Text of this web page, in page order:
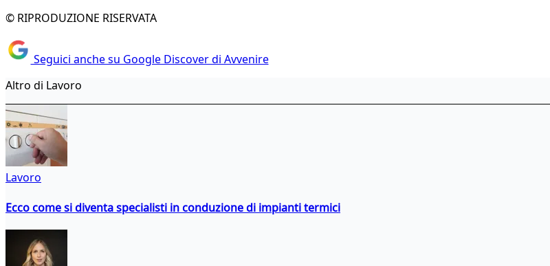
© RIPRODUZIONE RISERVATA
Seguici anche su Google Discover di Avvenire
Altro di Lavoro
Lavoro
Ecco come si diventa specialisti in conduzione di impianti termici